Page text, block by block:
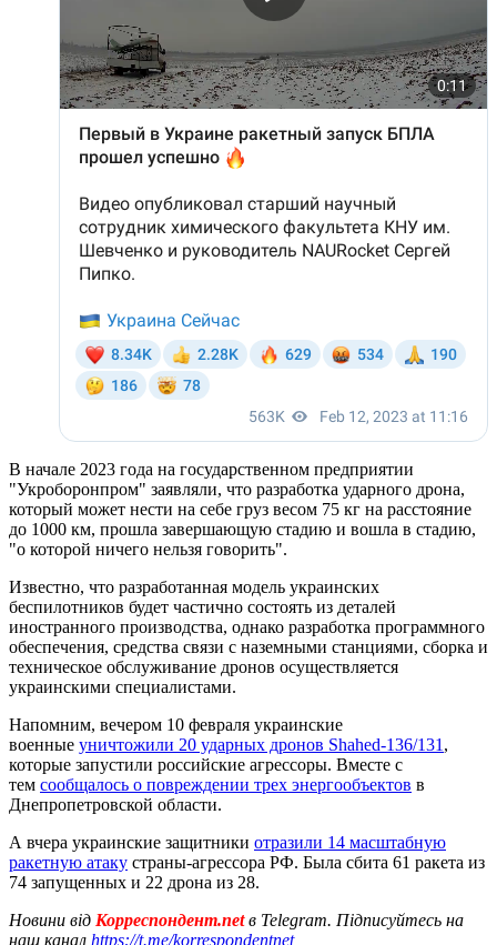
В начале 2023 года на государственном предприятии
"Укроборонпром" заявляли, что разработка ударного дрона,
который может нести на себе груз весом 75 кг на расстояние
до 1000 км, прошла завершающую стадию и вошла в стадию,
"о которой ничего нельзя говорить".
Известно, что разработанная модель украинских
беспилотников будет частично состоять из деталей
иностранного производства, однако разработка программного
обеспечения, средства связи с наземными станциями, сборка и
техническое обслуживание дронов осуществляется
украинскими специалистами.
Напомним, вечером 10 февраля украинские
военные уничтожили 20 ударных дронов Shahed-136/131 ,
которые запустили российские агрессоры. Вместе с
тем сообщалось о повреждении трех энергообъектов в
Днепропетровской области.
А вчера украинские защитники отразили 14 масштабную
ракетную атаку страны-агрессора РФ. Была сбита 61 ракета из
74 запущенных и 22 дрона из 28.
Новини від Корреспондент.netв Telegram. Підписуйтесь на
наш канал https://t.me/korrespondentnet